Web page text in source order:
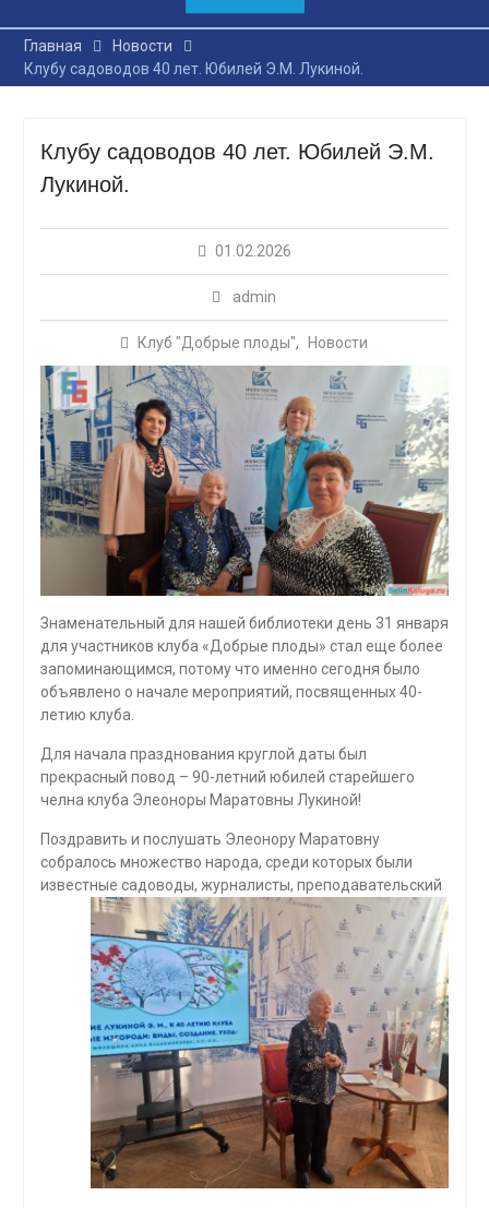
Главная
Новости
Клубу садоводов 40 лет. Юбилей Э.М. Лукиной.
Клубу садоводов 40 лет. Юбилей Э.М.
Лукиной.
01.02.2026
admin
Клуб "Добрые плоды", Новости
Знаменательный для нашей библиотеки день 31 января
для участников клуба «Добрые плоды» стал еще более
запоминающимся, потому что именно сегодня было
объявлено о начале мероприятий, посвященных 40-
летию клуба.
Для начала празднования круглой даты был
прекрасный повод – 90-летний юбилей старейшего
челна клуба Элеоноры Маратовны Лукиной!
Поздравить и послушать Элеонору Маратовну
собралось множество народа, среди которых были
известные садоводы, журналисты, преподавательский